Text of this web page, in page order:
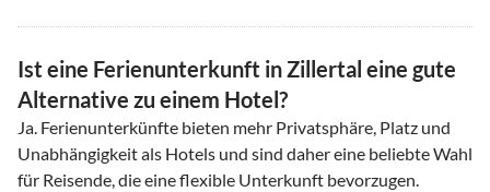
Ist eine Ferienunterkunft in Zillertal eine gute
Alternative zu einem Hotel?
Ja. Ferienunterkünfte bieten mehr Privatsphäre, Platz und
Unabhängigkeit als Hotels und sind daher eine beliebte Wahl
für Reisende, die eine flexible Unterkunft bevorzugen.